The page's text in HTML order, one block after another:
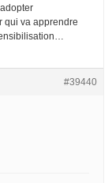
qui va apprendre
#39440